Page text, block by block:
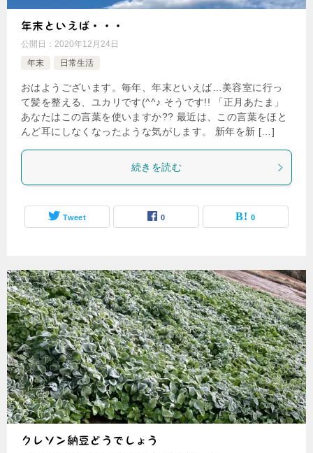
年末といえば・・・
公開日： 2020年12月24日
年末
日常生活
おはようございます。毎年、年末といえば…美容室に行っ
て髪を整える、ユカリです(^^♪ そうです!! 「正月あたま」
あなたはこの言葉を使いますか?? 最近は、この言葉をほと
んど耳にしなくなったような気がします。 新年を新 […]
続きを読む
Tweet 0 0
クレソン納豆どうでしょう